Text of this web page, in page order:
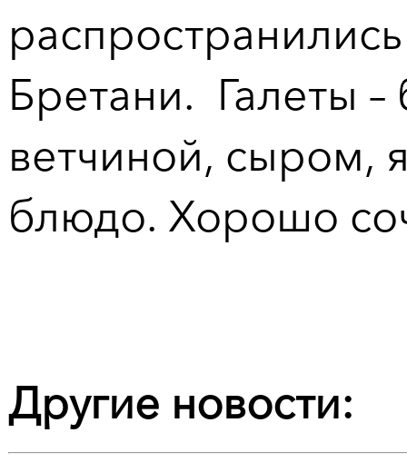
Бретани. Галеты
ветчиной, сыром,
блюдо. Хорошо
Другие новости: